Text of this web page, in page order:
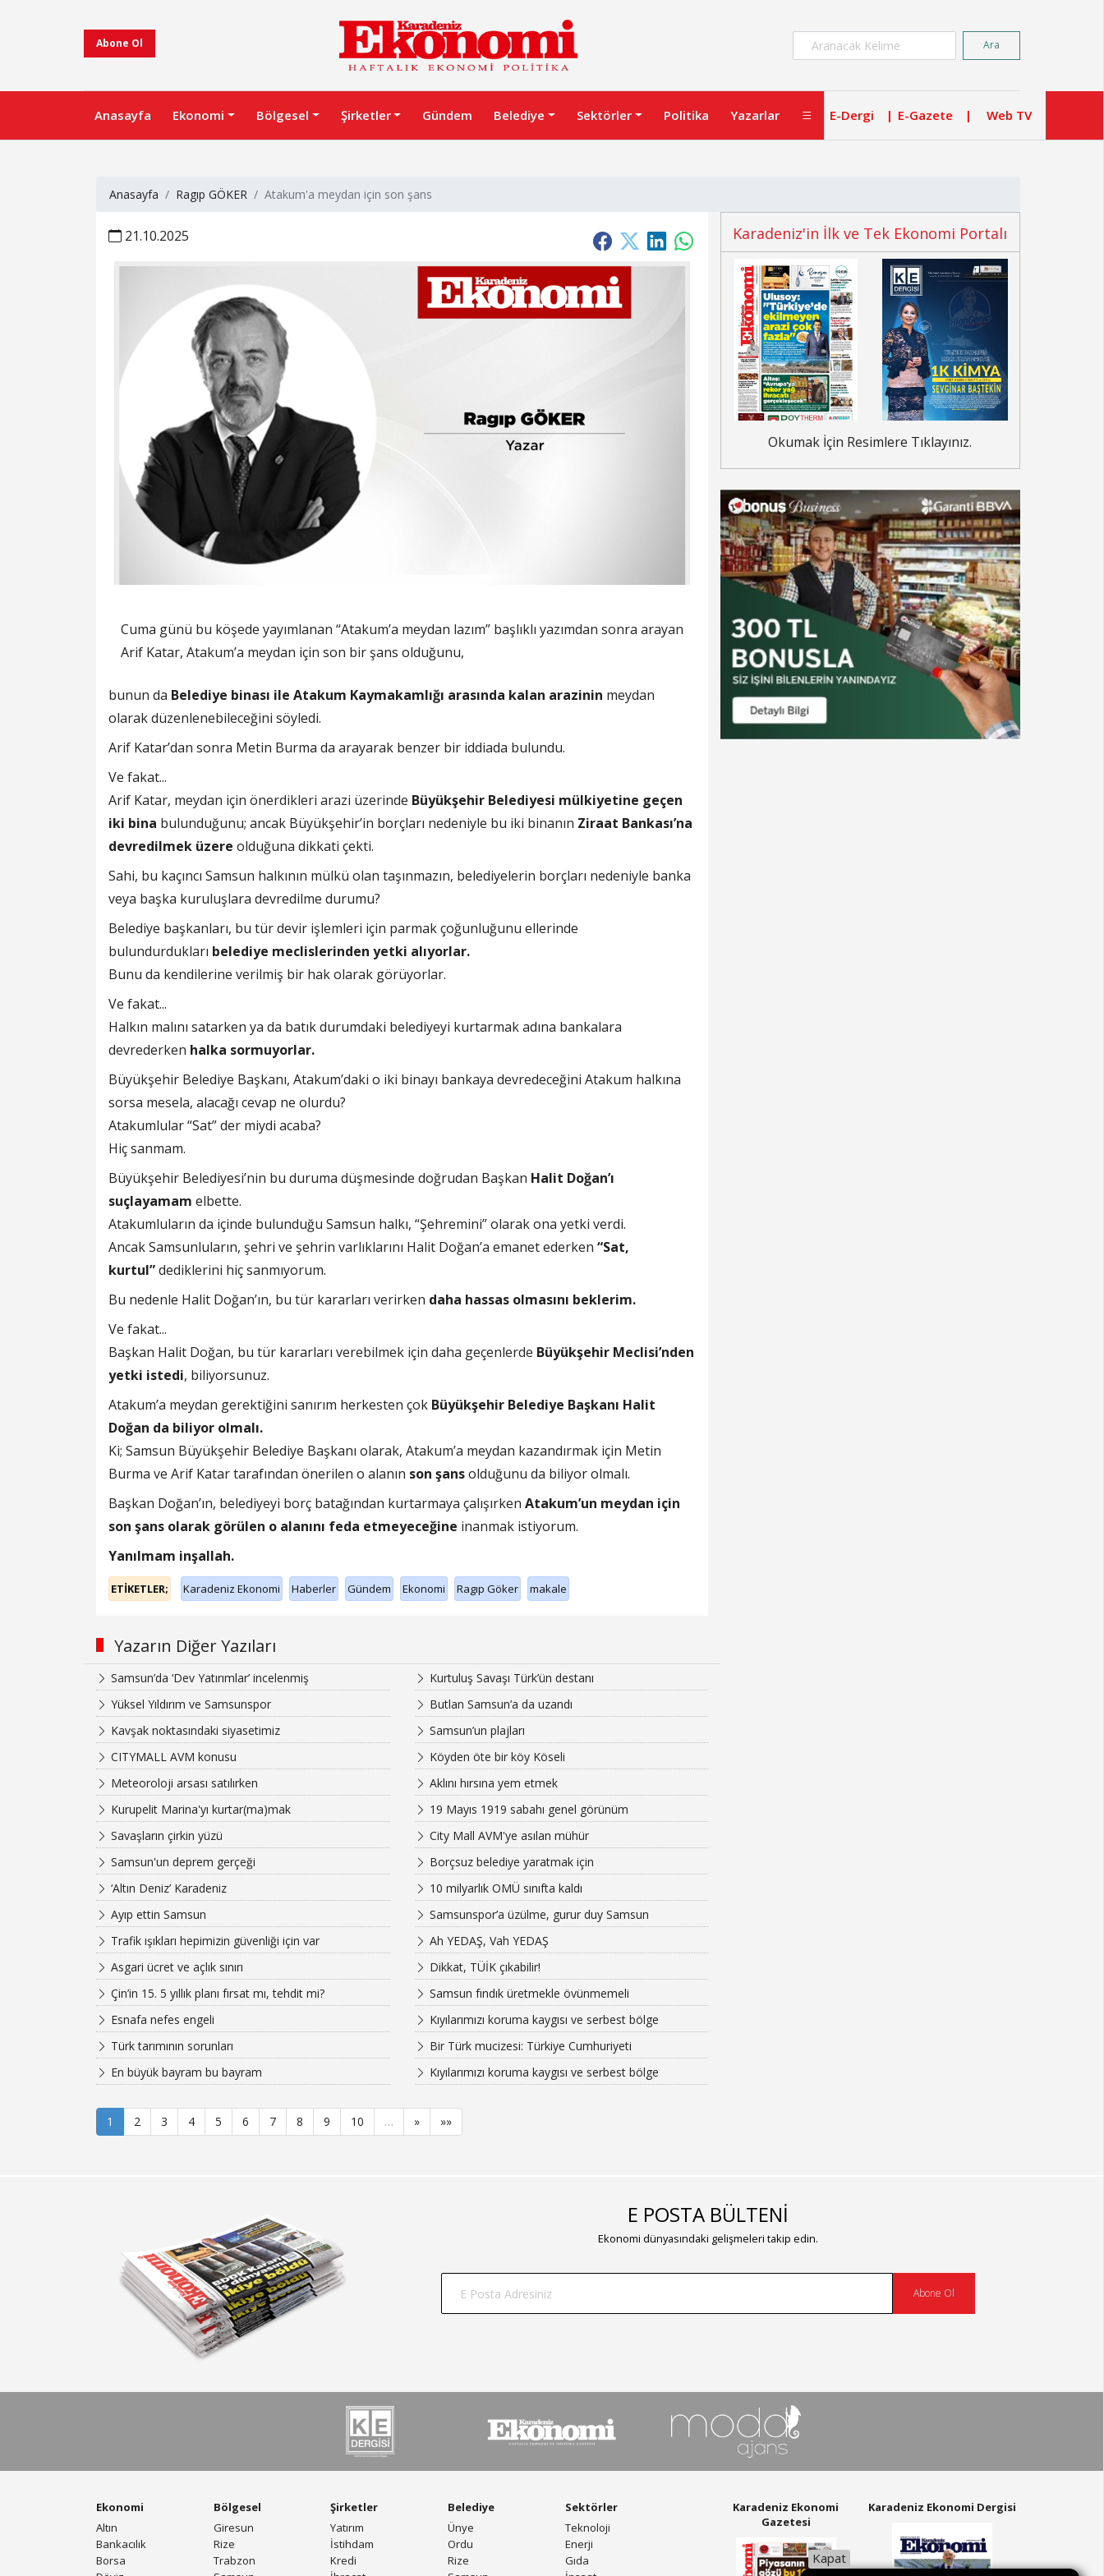
Abone Ol Ara
Anasayfa Ekonomi Bölgesel Şirketler Gündem Belediye Sektörler Politika Yazarlar E-Dergi E-Gazete Web TV
Anasayfa Ragıp GÖKER Atakum'a meydan için son şans
21.10.2025
Cuma günü bu köşede yayımlanan “Atakum’a meydan lazım” başlıklı yazımdan sonra arayan
Arif Katar, Atakum’a meydan için son bir şans olduğunu,
bunun da Belediye binası ile Atakum Kaymakamlığı arasında kalan arazinin meydan
olarak düzenlenebileceğini söyledi.
Arif Katar’dan sonra Metin Burma da arayarak benzer bir iddiada bulundu.
Ve fakat...
Arif Katar, meydan için önerdikleri arazi üzerinde Büyükşehir Belediyesi mülkiyetine geçen
iki bina bulunduğunu; ancak Büyükşehir’in borçları nedeniyle bu iki binanın Ziraat Bankası’na
devredilmek üzere olduğuna dikkati çekti.
Sahi, bu kaçıncı Samsun halkının mülkü olan taşınmazın, belediyelerin borçları nedeniyle banka
veya başka kuruluşlara devredilme durumu?
Belediye başkanları, bu tür devir işlemleri için parmak çoğunluğunu ellerinde
bulundurdukları belediye meclislerinden yetki alıyorlar.
Bunu da kendilerine verilmiş bir hak olarak görüyorlar.
Ve fakat...
Halkın malını satarken ya da batık durumdaki belediyeyi kurtarmak adına bankalara
devrederken halka sormuyorlar.
Büyükşehir Belediye Başkanı, Atakum’daki o iki binayı bankaya devredeceğini Atakum halkına
sorsa mesela, alacağı cevap ne olurdu?
Atakumlular “Sat” der miydi acaba?
Hiç sanmam.
Büyükşehir Belediyesi’nin bu duruma düşmesinde doğrudan Başkan Halit Doğan’ı
suçlayamam elbette.
Atakumluların da içinde bulunduğu Samsun halkı, “Şehremini” olarak ona yetki verdi.
Ancak Samsunluların, şehri ve şehrin varlıklarını Halit Doğan’a emanet ederken “Sat,
kurtul”dediklerini hiç sanmıyorum.
Bu nedenle Halit Doğan’ın, bu tür kararları verirken daha hassas olmasını beklerim.
Ve fakat...
Başkan Halit Doğan, bu tür kararları verebilmek için daha geçenlerde Büyükşehir Meclisi’nden
yetki istedi, biliyorsunuz.
Atakum’a meydan gerektiğini sanırım herkesten çok Büyükşehir Belediye Başkanı Halit
Doğan da biliyor olmalı.
Ki; Samsun Büyükşehir Belediye Başkanı olarak, Atakum’a meydan kazandırmak için Metin
Burma ve Arif Katar tarafından önerilen o alanın son şansolduğunu da biliyor olmalı.
Başkan Doğan’ın, belediyeyi borç batağından kurtarmaya çalışırken Atakum’un meydan için
son şans olarak görülen o alanını feda etmeyeceğine inanmak istiyorum.
Yanılmam inşallah.
ETİKETLER; Karadeniz Ekonomi Haberler Gündem Ekonomi Ragıp Göker makale
Yazarın Diğer Yazıları
Samsun’da ‘Dev Yatırımlar’ incelenmiş
Kurtuluş Savaşı Türk’ün destanı
Yüksel Yıldırım ve Samsunspor
Butlan Samsun’a da uzandı
Kavşak noktasındaki siyasetimiz
Samsun’un plajları
CITYMALL AVM konusu
Köyden öte bir köy Köseli
Meteoroloji arsası satılırken
Aklını hırsına yem etmek
Kurupelit Marina'yı kurtar(ma)mak
19 Mayıs 1919 sabahı genel görünüm
Savaşların çirkin yüzü
City Mall AVM'ye asılan mühür
Samsun'un deprem gerçeği
Borçsuz belediye yaratmak için
‘Altın Deniz’ Karadeniz
10 milyarlık OMÜ sınıfta kaldı
Ayıp ettin Samsun
Samsunspor’a üzülme, gurur duy Samsun
Trafik ışıkları hepimizin güvenliği için var
Ah YEDAŞ, Vah YEDAŞ
Asgari ücret ve açlık sınırı
Dikkat, TÜİK çıkabilir!
Çin’in 15. 5 yıllık planı fırsat mı, tehdit mi?
Samsun fındık üretmekle övünmemeli
Esnafa nefes engeli
Kıyılarımızı koruma kaygısı ve serbest bölge
Türk tarımının sorunları
Bir Türk mucizesi: Türkiye Cumhuriyeti
En büyük bayram bu bayram
Kıyılarımızı koruma kaygısı ve serbest bölge
1 2 3 4 5 6 7 8 9 10 … » »»
Karadeniz'in İlk ve Tek Ekonomi Portalı
Okumak İçin Resimlere Tıklayınız.
E POSTA BÜLTENİ
Ekonomi dünyasındaki gelişmeleri takip edin.
Abone Ol
Ekonomi
Altın
Bankacılık
Borsa
Bölgesel
Giresun
Rize
Trabzon
Şirketler
Yatırım
İstihdam
Kredi
Belediye
Ünye
Ordu
Rize
Sektörler
Teknoloji
Enerji
Gıda
Karadeniz Ekonomi
Gazetesi
Karadeniz Ekonomi Dergisi
Kapat